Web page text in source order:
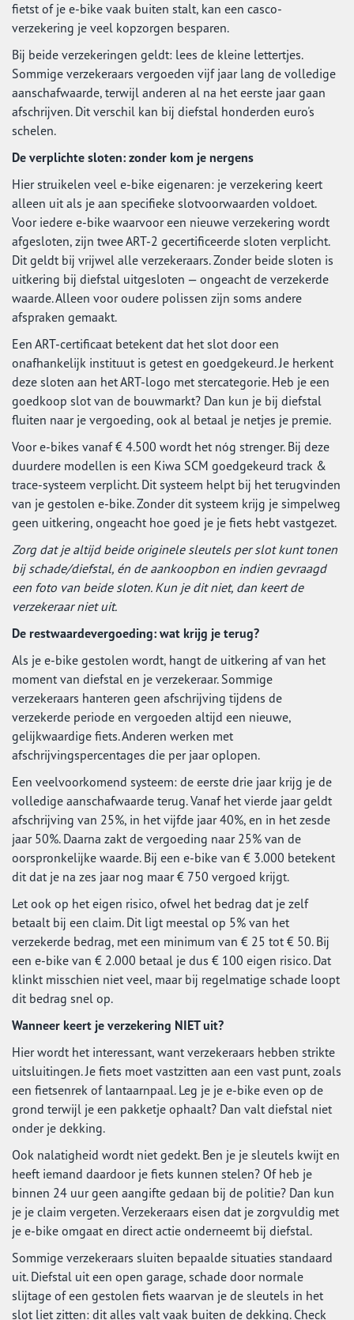
fietst of je e-bike vaak buiten stalt, kan een casco-
verzekering je veel kopzorgen besparen.
Bij beide verzekeringen geldt: lees de kleine lettertjes.
Sommige verzekeraars vergoeden vijf jaar lang de volledige
aanschafwaarde, terwijl anderen al na het eerste jaar gaan
afschrijven. Dit verschil kan bij diefstal honderden euro's
schelen.
De verplichte sloten: zonder kom je nergens
Hier struikelen veel e-bike eigenaren: je verzekering keert
alleen uit als je aan specifieke slotvoorwaarden voldoet.
Voor iedere e-bike waarvoor een nieuwe verzekering wordt
afgesloten, zijn twee ART-2 gecertificeerde sloten verplicht.
Dit geldt bij vrijwel alle verzekeraars. Zonder beide sloten is
uitkering bij diefstal uitgesloten — ongeacht de verzekerde
waarde. Alleen voor oudere polissen zijn soms andere
afspraken gemaakt.
Een ART-certificaat betekent dat het slot door een
onafhankelijk instituut is getest en goedgekeurd. Je herkent
deze sloten aan het ART-logo met stercategorie. Heb je een
goedkoop slot van de bouwmarkt? Dan kun je bij diefstal
fluiten naar je vergoeding, ook al betaal je netjes je premie.
Voor e-bikes vanaf € 4.500 wordt het nóg strenger. Bij deze
duurdere modellen is een Kiwa SCM goedgekeurd track &
trace-systeem verplicht. Dit systeem helpt bij het terugvinden
van je gestolen e-bike. Zonder dit systeem krijg je simpelweg
geen uitkering, ongeacht hoe goed je je fiets hebt vastgezet.
Zorg dat je altijd beide originele sleutels per slot kunt tonen
bij schade/diefstal, én de aankoopbon en indien gevraagd
een foto van beide sloten. Kun je dit niet, dan keert de
verzekeraar niet uit.
De restwaardevergoeding: wat krijg je terug?
Als je e-bike gestolen wordt, hangt de uitkering af van het
moment van diefstal en je verzekeraar. Sommige
verzekeraars hanteren geen afschrijving tijdens de
verzekerde periode en vergoeden altijd een nieuwe,
gelijkwaardige fiets. Anderen werken met
afschrijvingspercentages die per jaar oplopen.
Een veelvoorkomend systeem: de eerste drie jaar krijg je de
volledige aanschafwaarde terug. Vanaf het vierde jaar geldt
afschrijving van 25%, in het vijfde jaar 40%, en in het zesde
jaar 50%. Daarna zakt de vergoeding naar 25% van de
oorspronkelijke waarde. Bij een e-bike van € 3.000 betekent
dit dat je na zes jaar nog maar € 750 vergoed krijgt.
Let ook op het eigen risico, ofwel het bedrag dat je zelf
betaalt bij een claim. Dit ligt meestal op 5% van het
verzekerde bedrag, met een minimum van € 25 tot € 50. Bij
een e-bike van € 2.000 betaal je dus € 100 eigen risico. Dat
klinkt misschien niet veel, maar bij regelmatige schade loopt
dit bedrag snel op.
Wanneer keert je verzekering NIET uit?
Hier wordt het interessant, want verzekeraars hebben strikte
uitsluitingen. Je fiets moet vastzitten aan een vast punt, zoals
een fietsenrek of lantaarnpaal. Leg je je e-bike even op de
grond terwijl je een pakketje ophaalt? Dan valt diefstal niet
onder je dekking.
Ook nalatigheid wordt niet gedekt. Ben je je sleutels kwijt en
heeft iemand daardoor je fiets kunnen stelen? Of heb je
binnen 24 uur geen aangifte gedaan bij de politie? Dan kun
je je claim vergeten. Verzekeraars eisen dat je zorgvuldig met
je e-bike omgaat en direct actie onderneemt bij diefstal.
Sommige verzekeraars sluiten bepaalde situaties standaard
uit. Diefstal uit een open garage, schade door normale
slijtage of een gestolen fiets waarvan je de sleutels in het
slot liet zitten: dit alles valt vaak buiten de dekking. Check